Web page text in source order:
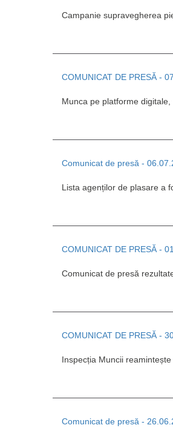
Campanie supravegherea
COMUNICAT DE PRESĂ -
Munca pe platforme
Comunicat de presă -
Lista agenților de plasare a
COMUNICAT DE PRESĂ -
Comunicat de presă
COMUNICAT DE PRESĂ -
Inspecția Muncii
Comunicat de presă -